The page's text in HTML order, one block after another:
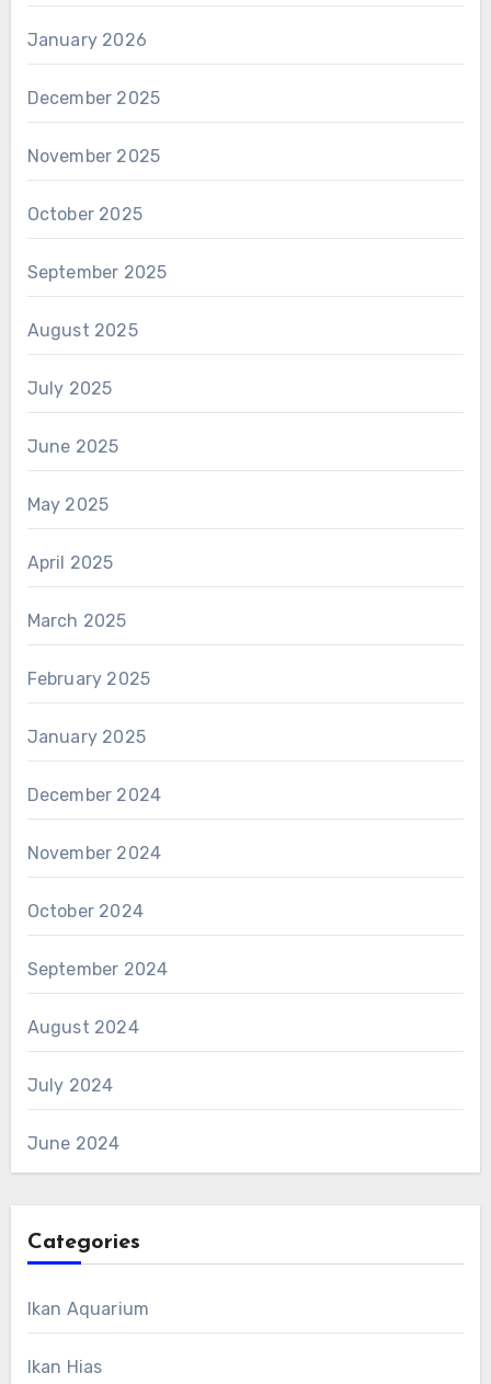
January 2026
December 2025
November 2025
October 2025
September 2025
August 2025
July 2025
June 2025
May 2025
April 2025
March 2025
February 2025
January 2025
December 2024
November 2024
October 2024
September 2024
August 2024
July 2024
June 2024
Categories
Ikan Aquarium
Ikan Hias